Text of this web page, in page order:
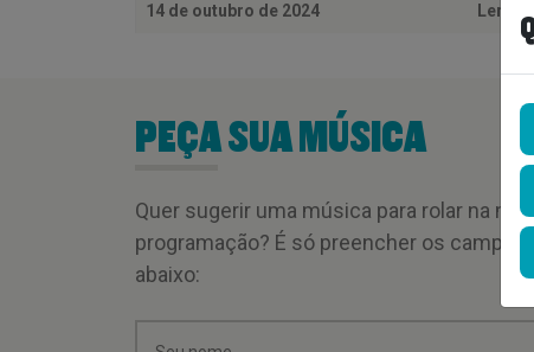
14 de outubro de 2024 Ler
PEÇA SUA MÚSICA
Quer sugerir uma música para rolar na
programação? É só preencher os campos
abaixo: